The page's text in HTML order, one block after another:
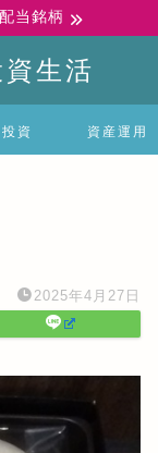
当銘柄
生活
資 資産運用
2025年4月27日